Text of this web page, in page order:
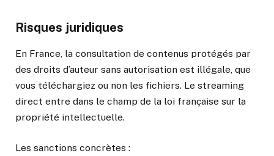
Risques juridiques
En France, la consultation de contenus protégés par
des droits d’auteur sans autorisation est illégale, que
vous téléchargiez ou non les fichiers. Le streaming
direct entre dans le champ de la loi française sur la
propriété intellectuelle.
Les sanctions concrètes :